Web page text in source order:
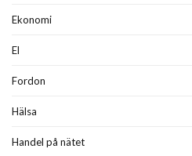
Ekonomi
El
Fordon
Hälsa
Handel på nätet